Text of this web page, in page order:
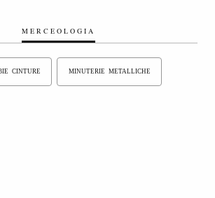
MERCEOLOGIA
CINTURE MINUTERIE METALLICHE